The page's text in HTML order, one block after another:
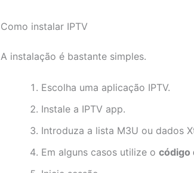
Como instalar IPTV
A instalação é bastante simples.
Escolha uma aplicação IPTV.
Instale a IPTV app.
Introduza a lista M3U ou dados
Em alguns casos utilize o código